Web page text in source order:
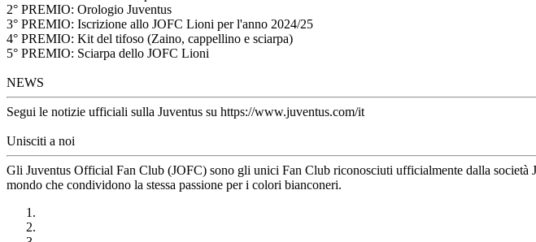
2° PREMIO: Orologio Juventus
3° PREMIO: Iscrizione allo JOFC Lioni per l'anno 2024/25
4° PREMIO: Kit del tifoso (Zaino, cappellino e sciarpa)
5° PREMIO: Sciarpa dello JOFC Lioni
NEWS
Segui le notizie ufficiali sulla Juventus su https://www.juventus.com/it
Unisciti a noi
Gli Juventus Official Fan Club (JOFC) sono gli unici Fan Club riconosciuti ufficialmente dalla
mondo che condividono la stessa passione per i colori bianconeri.